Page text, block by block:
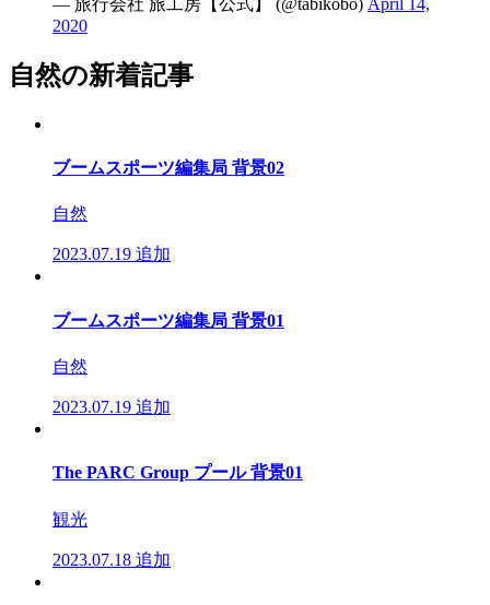
— 旅行会社 旅工房【公式】 (@tabikobo) April 14,
2020
自然の新着記事
ブームスポーツ編集局 背景02
自然
2023.07.19 追加
ブームスポーツ編集局 背景01
自然
2023.07.19 追加
The PARC Group プール 背景01
観光
2023.07.18 追加